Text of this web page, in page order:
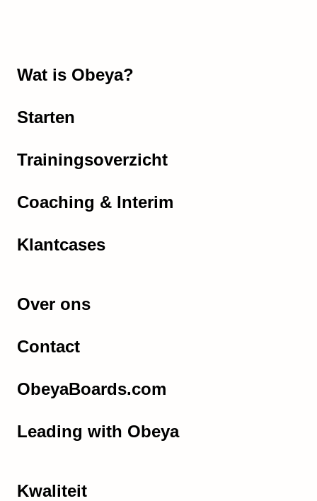
Wat is Obeya?
Starten
Trainingsoverzicht
Coaching & Interim
Klantcases
Over ons
Contact
ObeyaBoards.com
Leading with Obeya
Kwaliteit